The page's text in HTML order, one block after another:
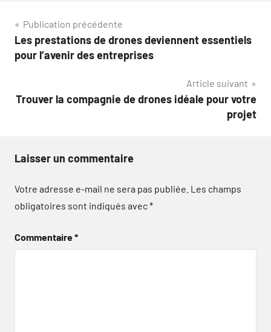
Navigation
de
Publication précédente
Les prestations de drones deviennent essentiels
pour l’avenir des entreprises
Article suivant
Trouver la compagnie de drones idéale pour votre
projet
Laisser un commentaire
Votre adresse e-mail ne sera pas publiée. Les champs
obligatoires sont indiqués avec*
Commentaire*